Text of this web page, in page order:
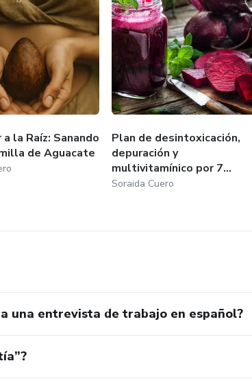
lugar
la Raíz: Sanando
de Aguacate
Plan de desintoxicación,
depuración y
multivitamínico por 7...
Soraida Cuero
una entrevista de trabajo en español?